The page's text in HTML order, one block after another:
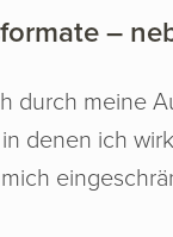
–
durch meine
denen ich